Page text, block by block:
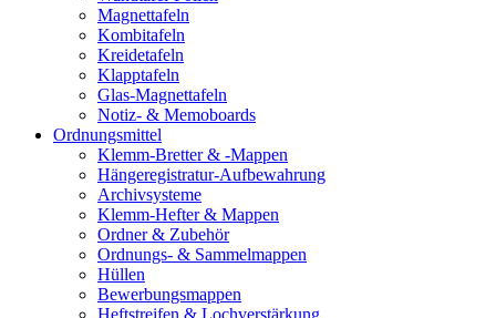
Magnettafeln
Kombitafeln
Kreidetafeln
Klapptafeln
Glas-Magnettafeln
Notiz- & Memoboards
Ordnungsmittel
Klemm-Bretter & -Mappen
Hängeregistratur-Aufbewahrung
Archivsysteme
Klemm-Hefter & Mappen
Ordner & Zubehör
Ordnungs- & Sammelmappen
Hüllen
Bewerbungsmappen
Heftstreifen & Lochverstärkung